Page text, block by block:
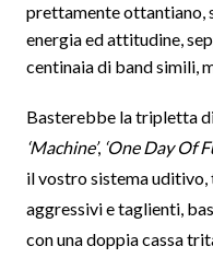
prettamente ottantiano,
energia ed attitudine,
centinaia di band simili,
Basterebbe la tripletta
‘Machine’, ‘One Day Of
il vostro sistema uditivo,
aggressivi e taglienti,
con una doppia cassa